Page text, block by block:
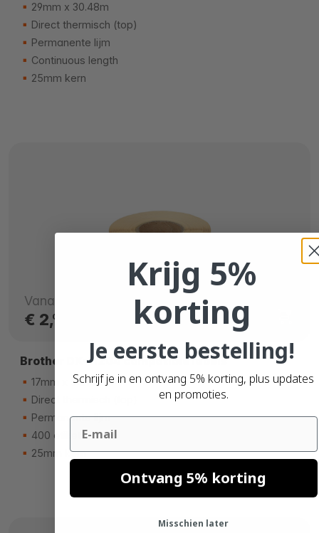
29mm x 30.48m
Direct thermisch (top)
Permanente lijm
Continuous length
25mm kern
Vanaf
€ 2,08
Brother DK-11204 compatible labels
17mm x 54mm
Direct thermisch (top)
Permanente lijm
400 etiketten
25mm kern
Krijg 5%
korting
Je eerste bestelling!
Schrijf je in en ontvang 5% korting, plus updates
en promoties.
Email
Ontvang 5% korting
Misschien later